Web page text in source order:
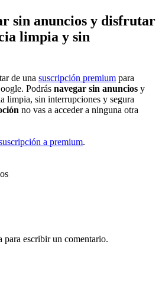
sin anuncios y disfrutar
limpia y sin
de una suscripción premium para
Podrás navegar sin anuncios y
limpia, sin interrupciones y segura
no vas a acceder a ninguna otra
a premium.
para escribir un comentario.